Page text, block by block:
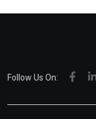
Follow Us On: